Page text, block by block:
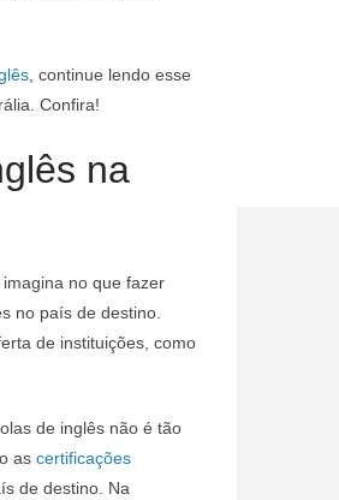
, continue lendo esse
Confira!
na
no que fazer
no país de destino.
de instituições, como
de inglês não é tão
as certificações
de destino. Na